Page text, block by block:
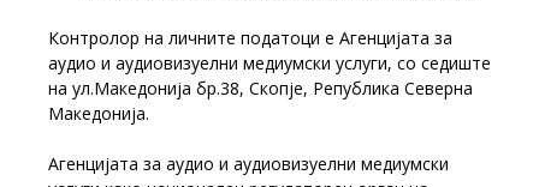
Контролор на личните податоци е Агенцијата за
аудио и аудиовизуелни медиумски услуги, со седиште
на ул.Македонија бр.38, Скопје, Република Северна
Македонија.
Агенцијата за аудио и аудиовизуелни медиумски